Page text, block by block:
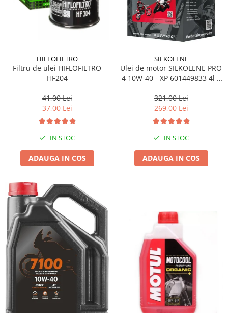
HIFLOFILTRO
Filtru de ulei HIFLOFILTRO
HF204
41,00 Lei
37,00 Lei
IN STOC
ADAUGA IN COS
SILKOLENE
Ulei de motor SILKOLENE PRO
4 10W-40 - XP 601449833 4l +
321,00 Lei
269,00 Lei
IN STOC
ADAUGA IN COS